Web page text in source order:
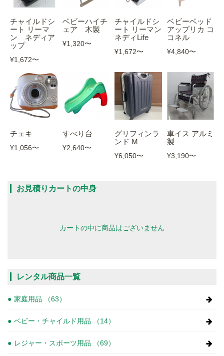
チャイルドシ
ート リーマ
ン ネディア
ップ
¥1,672〜
ベビーハイチ
ェア 木製
¥1,320〜
チャイルドシ
ート リーマン
ネディLife
¥1,672〜
ベビーベッド
アップリカ コ
コネル
¥4,840〜
チェキ
¥1,056〜
すべり台
¥2,640〜
グリフィンラ
ンド M
¥6,050〜
車イス アルミ
製
¥3,190〜
お見積りカートの中身
カートの中に商品はございません
レンタル商品一覧
家庭用品 （63）
ベビー・チャイルド用品 （14）
レジャー・スポーツ用品 （69）